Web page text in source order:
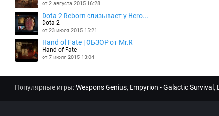
от 2 августа 2015 16:28
Dota 2 Reborn слизывает у Hero...
Dota 2
от 23 июля 2015 15:21
Hand of Fate | ОБЗОР от Mr.R
Hand of Fate
от 7 июля 2015 13:04
Популярные игры:Weapons Genius, Empyrion - Galactic Survival ,